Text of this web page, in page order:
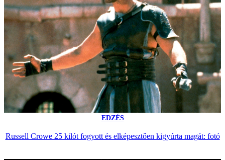
EDZÉS
Russell Crowe 25 kilót fogyott és elképesztően kigyúrta magát: fotó